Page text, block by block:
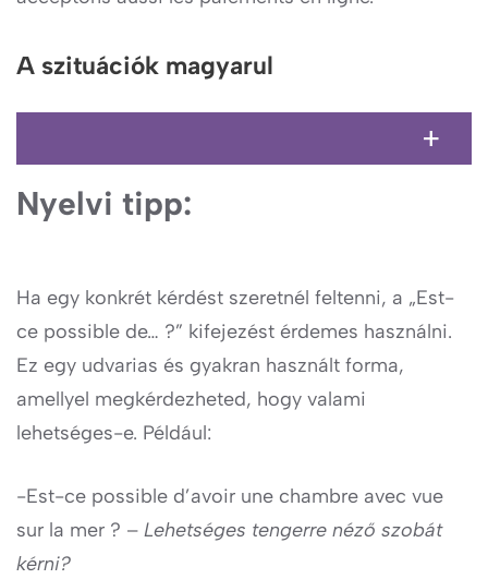
A szituációk magyarul
Nyelvi tipp:
Ha egy konkrét kérdést szeretnél feltenni, a „Est-
ce possible de… ?” kifejezést érdemes használni.
Ez egy udvarias és gyakran használt forma,
amellyel megkérdezheted, hogy valami
lehetséges-e. Például:
-Est-ce possible d’avoir une chambre avec vue
sur la mer ? – Lehetséges tengerre néző szobát
kérni?